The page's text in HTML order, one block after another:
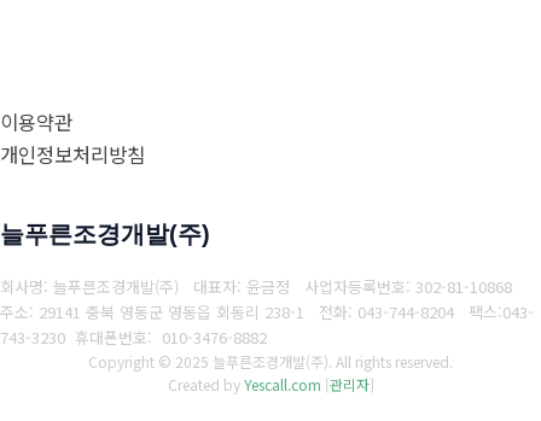
이용약관
개인정보처리방침
늘푸른조경개발(주)
회사명: 늘푸른조경개발(주) 대표자: 윤금정 사업자등록번호: 302-81-10868
주소: 29141 충북 영동군 영동읍 회동리 238-1 전화: 043-744-8204 팩스:043-
743-3230 휴대폰번호: 010-3476-8882
Copyright © 2025 늘푸른조경개발(주). All rights reserved.
Created byYescall.com [관리자]